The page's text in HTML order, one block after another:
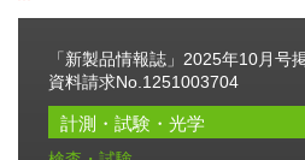
「新製品情報誌」2025年10月号
資料請求No.1251003704
計測・試験・光学